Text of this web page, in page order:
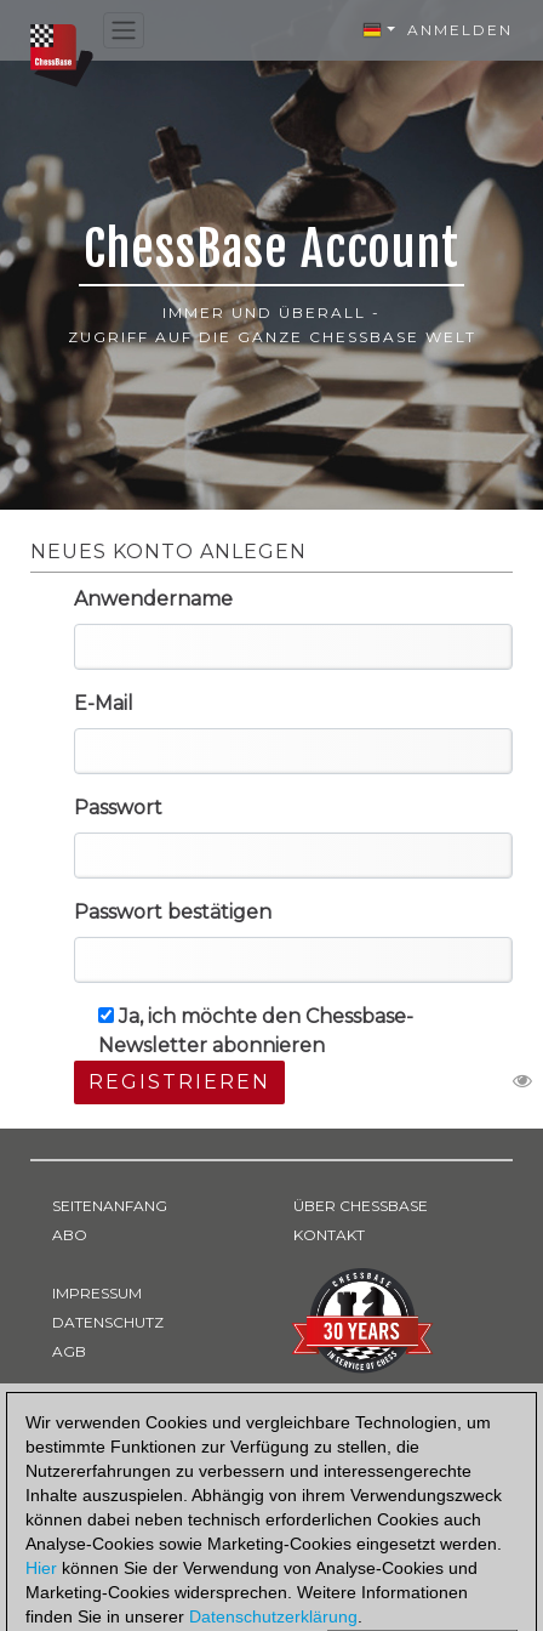
Wir verwenden Cookies und vergleichbare Technologien, um
bestimmte Funktionen zur Verfügung zu stellen, die
Nutzererfahrungen zu verbessern und interessengerechte
Inhalte auszuspielen. Abhängig von ihrem Verwendungszweck
können dabei neben technisch erforderlichen Cookies auch
Analyse-Cookies sowie Marketing-Cookies eingesetzt werden.
Hier können Sie der Verwendung von Analyse-Cookies und
Marketing-Cookies widersprechen. Weitere Informationen
finden Sie in unserer Datenschutzerklärung.
ANMELDEN
ChessBase Account
IMMER UND ÜBERALL -
ZUGRIFF AUF DIE GANZE CHESSBASE WELT
NEUES KONTO ANLEGEN
Anwendername
E-Mail
Passwort
Passwort bestätigen
Ja, ich möchte den Chessbase-
Newsletter abonnieren
REGISTRIEREN
SEITENANFANG
ABO
IMPRESSUM
DATENSCHUTZ
AGB
ÜBER CHESSBASE
KONTAKT
ZAHLUNGSART